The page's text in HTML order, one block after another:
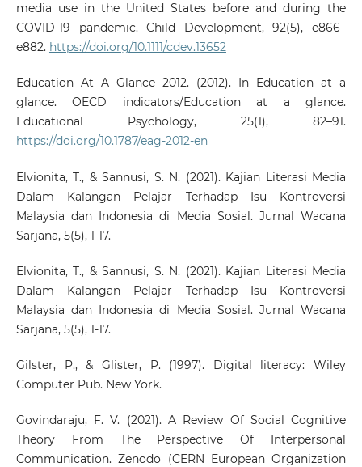
media use in the United States before and during the
COVID-19 pandemic. Child Development, 92(5), e866–
e882. https://doi.org/10.1111/cdev.13652
Education At A Glance 2012. (2012). In Education at a
glance. OECD indicators/Education at a glance.
Educational Psychology, 25(1), 82–91.
https://doi.org/10.1787/eag-2012-en
Elvionita, T., & Sannusi, S. N. (2021). Kajian Literasi Media
Dalam Kalangan Pelajar Terhadap Isu Kontroversi
Malaysia dan Indonesia di Media Sosial. Jurnal Wacana
Sarjana, 5(5), 1-17.
Elvionita, T., & Sannusi, S. N. (2021). Kajian Literasi Media
Dalam Kalangan Pelajar Terhadap Isu Kontroversi
Malaysia dan Indonesia di Media Sosial. Jurnal Wacana
Sarjana, 5(5), 1-17.
Gilster, P., & Glister, P. (1997). Digital literacy: Wiley
Computer Pub. New York.
Govindaraju, F. V. (2021). A Review Of Social Cognitive
Theory From The Perspective Of Interpersonal
Communication. Zenodo (CERN European Organization